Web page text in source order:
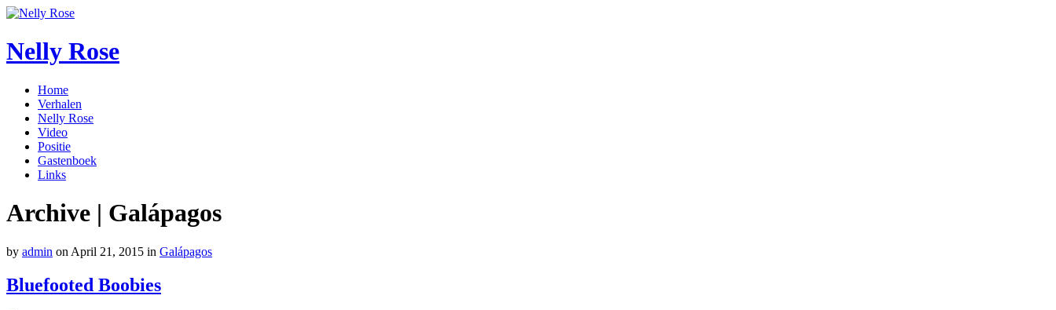
Nelly Rose
Home
Verhalen
Nelly Rose
Video
Positie
Gastenboek
Links
Archive | Galápagos
by admin on April 21, 2015 in Galápagos
Bluefooted Boobies